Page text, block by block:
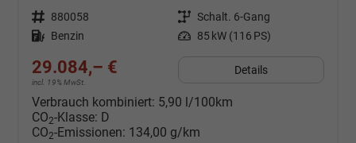
Fahrzeugnr. 880058 Getriebe Schalt. 6-Gang
Kraftstoff Benzin Leistung 85 kW (116 PS)
29.084,– €
incl. 19% MwSt.
Details
Verbrauch kombiniert: 5,90 l/100km
CO2-Klasse: D
CO2-Emissionen: 134,00 g/km